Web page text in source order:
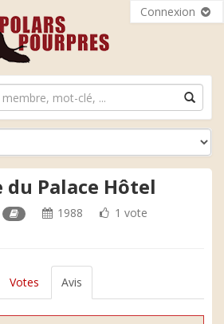
Connexion
Palace Hôtel
1988 1 vote
Votes Avis